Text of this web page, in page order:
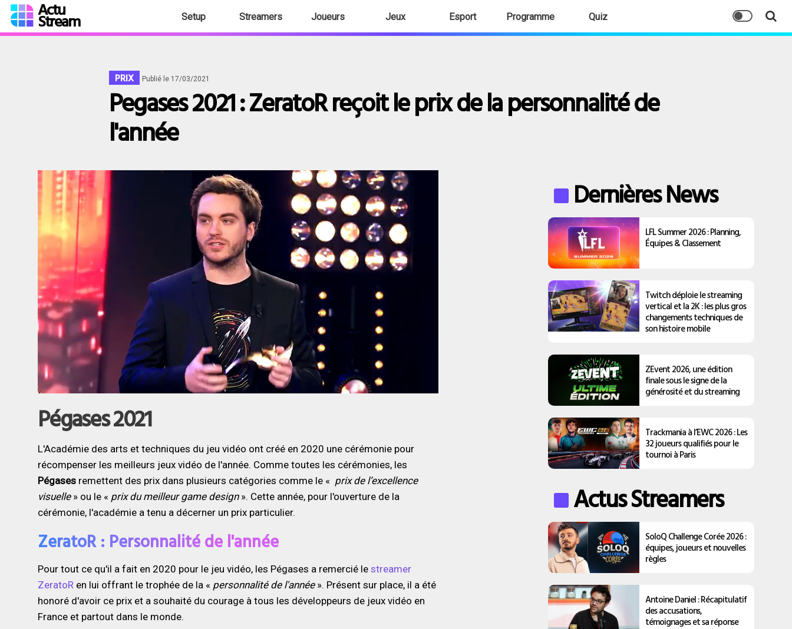
Actu
Stream Setup Streamers Joueurs Jeux Esport Programme Quiz
PRIX Publié le 17/03/2021
Pegases 2021 : ZeratoR reçoit le prix de la personnalité de
l'année
Pégases 2021
L'Académie des arts et techniques du jeu vidéo ont créé en 2020 une cérémonie pour
récompenser les meilleurs jeux vidéo de l'année. Comme toutes les cérémonies, les
Pégasesremettent des prix dans plusieurs catégories comme le « prix de l’excellence
visuelle » ou le « prix du meilleurgame design». Cette année, pour l'ouverture de la
cérémonie, l'académie a tenu a décerner un prix particulier.
ZeratoR : Personnalité de l'année
Pour tout ce qu'il a fait en 2020 pour le jeu vidéo, les Pégases a remercié le streamer
ZeratoRen lui offrant le trophée de la « personnalité de l'année ». Présent sur place, il a été
honoré d'avoir ce prix et a souhaité du courage à tous les développeurs de jeux vidéo en
France et partout dans le monde.
Dernières News
LFL Summer 2026 : Planning,
Équipes & Classement
Twitch déploie le streaming
vertical et la 2K : les plus gros
changements techniques de
son histoire mobile
ZEvent 2026, une édition
finale sous le signe de la
générosité et du streaming
Trackmania à l’EWC 2026 : Les
32 joueurs qualifiés pour le
tournoi à Paris
Actus Streamers
SoloQ Challenge Corée 2026 :
équipes, joueurs et nouvelles
règles
Antoine Daniel : Récapitulatif
des accusations,
témoignages et sa réponse